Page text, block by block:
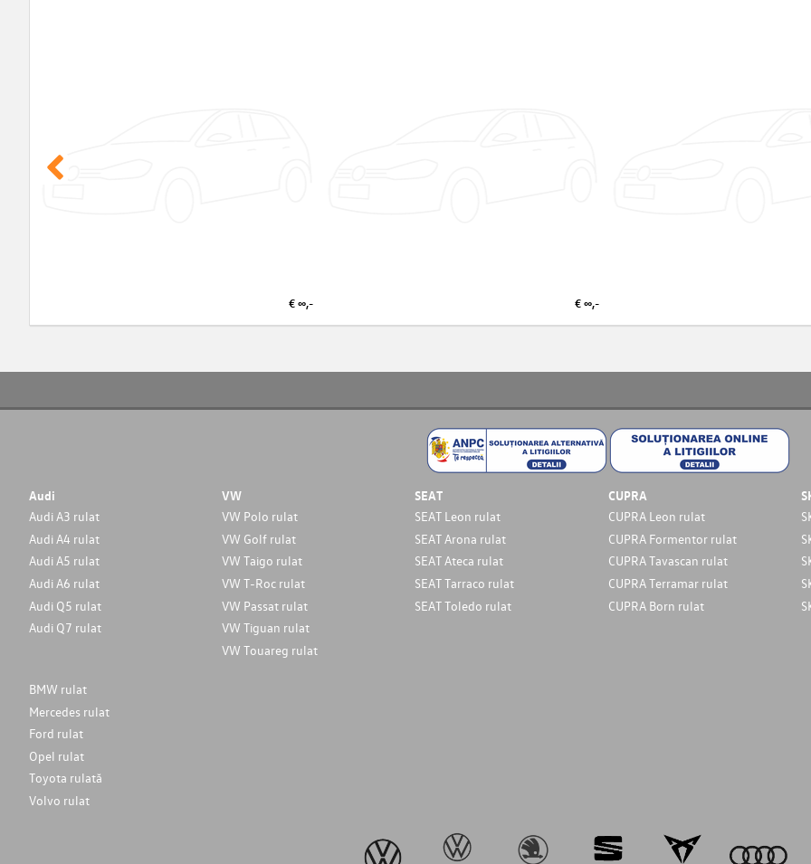
€ ∞,- € ∞,-
Audi
Audi A3 rulat
Audi A4 rulat
Audi A5 rulat
Audi A6 rulat
Audi Q5 rulat
Audi Q7 rulat
VW
VW Polo rulat
VW Golf rulat
VW Taigo rulat
VW T-Roc rulat
VW Passat rulat
VW Tiguan rulat
VW Touareg rulat
SEAT
SEAT Leon rulat
SEAT Arona rulat
SEAT Ateca rulat
SEAT Tarraco rulat
SEAT Toledo rulat
CUPRA
CUPRA Leon rulat
CUPRA Formentor rulat
CUPRA Tavascan rulat
CUPRA Terramar rulat
CUPRA Born rulat
BMW rulat
Mercedes rulat
Ford rulat
Opel rulat
Toyota rulată
Volvo rulat